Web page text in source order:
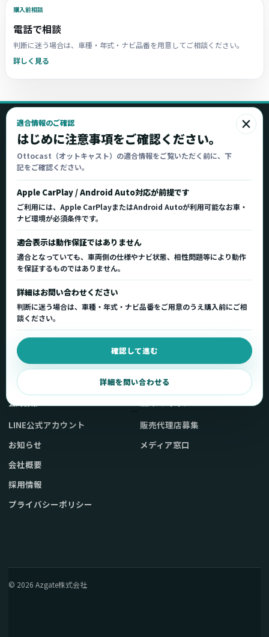
購入前相談
電話で相談
判断に迷う場合は、車種・年式・ナビ品番を用意してご相談ください。
詳しく見る
×
適合情報のご確認
はじめに注意事項をご確認ください。
Ottocast（オットキャスト）の適合情報をご覧いただく前に、下
記をご確認ください。
Apple CarPlay / Android Auto対応が前提です
ご利用には、Apple CarPlayまたはAndroid Autoが利用可能なお車・
ナビ環境が必須条件です。
適合表示は動作保証ではありません
適合となっていても、車両側の仕様やナビ状態、相性問題等により動作
を保証するものではありません。
詳細はお問い合わせください
判断に迷う場合は、車種・年式・ナビ品番をご用意のうえ購入前にご相
談ください。
確認して進む
詳細を問い合わせる
Ottocast
オットキャスト
Ottocast正規販売代理店 Azgate株式会社
Ottocast（オットキャスト）の製品情報、車種適
合、サポート情報を日本国内向けに整理してご案内し
ます。
正規販売代理店 車種適合情報 国内サポート窓口
製品を探す
製品一覧
車種適合を確認
用途から製品を選ぶ
取扱店舗・購入先
弊社販売ストアへ
Q&A・症状別サポート
起動不良復旧サービス
公式情報
LINE公式アカウント
お知らせ
会社概要
採用情報
プライバシーポリシー
販売代理店募集
メディア窓口
© 2026 Azgate株式会社